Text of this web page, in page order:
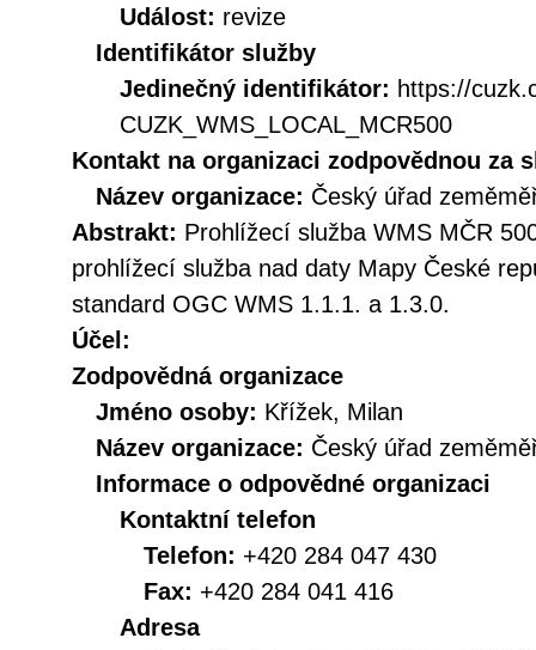
Událost: revize
Identifikátor služby
Jedinečný identifikátor: https://
CUZK_WMS_LOCAL_MCR500
Kontakt na organizaci zodpovědnou za
Název organizace: Český úřad
Abstrakt: Prohlížecí služba WMS MČR
prohlížecí služba nad daty Mapy České
standard OGC WMS 1.1.1. a 1.3.0.
Účel:
Zodpovědná organizace
Jméno osoby: Křížek, Milan
Název organizace: Český úřad
Informace o odpovědné organizaci
Kontaktní telefon
Telefon: +420 284 047 430
Fax: +420 284 041 416
Adresa